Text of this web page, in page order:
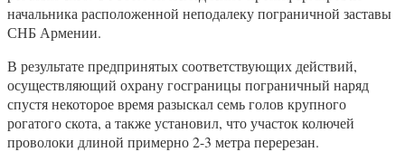
начальника расположенной неподалеку пограничной заставы
СНБ Армении.
В результате предпринятых соответствующих действий,
осуществляющий охрану госграницы пограничный наряд
спустя некоторое время разыскал семь голов крупного
рогатого скота, а также установил, что участок колючей
проволоки длиной примерно 2-3 метра перерезан.